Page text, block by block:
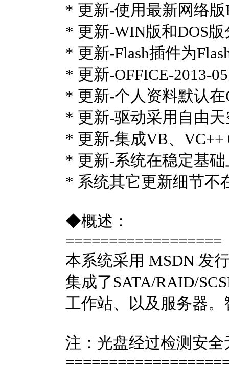
* 更新-使用最新网络
* 更新-WIN版和DOS
* 更新-Flash插件为
* 更新-OFFICE-2013-
* 更新-个人资料默认
* 更新-驱动采用自由
* 更新-集成VB、VC++
* 更新-系统在稳定基
* 系统其它更新细节不
◆概述：
==================
本系统采用 MSDN 发
集成了SATA/RAID/
工作站、以及服务器
注：光盘经过检测安